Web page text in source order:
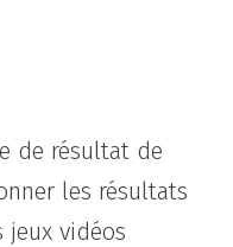
de résultat de
les résultats
jeux vidéos